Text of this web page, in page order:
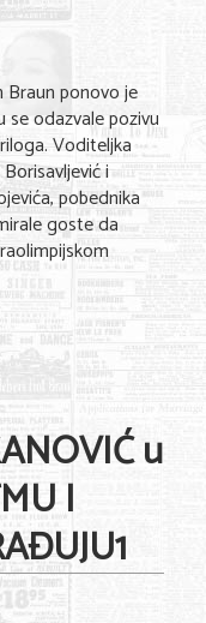
Braun ponovo je
se odazvale pozivu
Voditeljka
i
pobednika
goste da
u
I